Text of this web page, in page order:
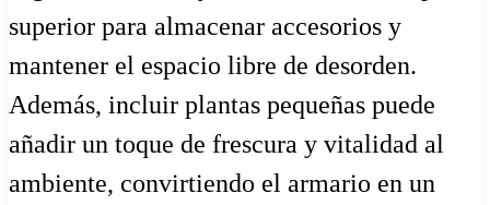
superior para almacenar accesorios y
mantener el espacio libre de desorden.
Además, incluir plantas pequeñas puede
añadir un toque de frescura y vitalidad al
ambiente, convirtiendo el armario en un